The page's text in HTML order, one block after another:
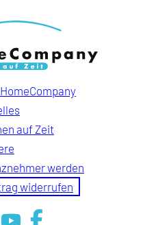
auf Zeit
werden
widerrufen